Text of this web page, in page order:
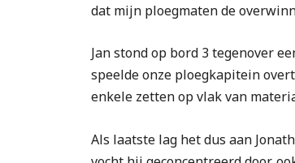
dat mijn ploegmaten de
Jan stond op bord 3 tegenover
speelde onze ploegkapitein
enkele zetten op vlak van
Als laatste lag het dus aan